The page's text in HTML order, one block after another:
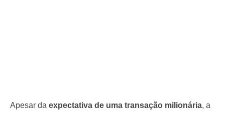
Apesar da expectativa de uma transação milionária, a